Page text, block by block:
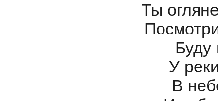
Ты
Буду
У
В